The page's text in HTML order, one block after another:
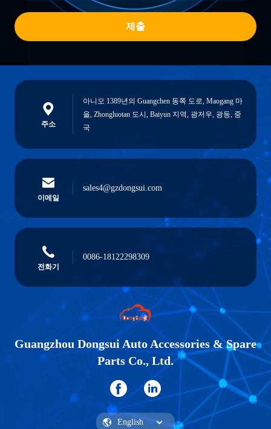
제출
주소
아니오 1389년의 Guangchen 동쪽 도로, Maogang 마
을, Zhongluotan 도시, Baiyun 지역, 광저우, 광동, 중
국
이메일
sales4@gzdongsui.com
전화기
0086-18122298309
Guangzhou Dongsui Auto Accessories & Spare
Parts Co., Ltd.